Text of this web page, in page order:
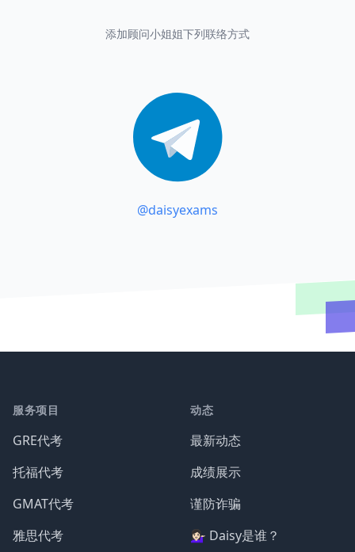
添加顾问小姐姐下列联络方式
@daisyexams
服务项目
GRE代考
托福代考
GMAT代考
雅思代考
动态
最新动态
成绩展示
谨防诈骗
💁🏻‍♀️ Daisy是谁？